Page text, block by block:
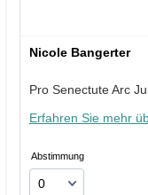
Nicole Bangerter
Pro Senectute Arc
Erfahren Sie mehr
Abstimmung